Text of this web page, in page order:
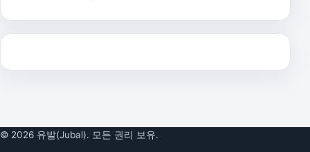
© 2026 유발(Jubal). 모든 권리 보유.